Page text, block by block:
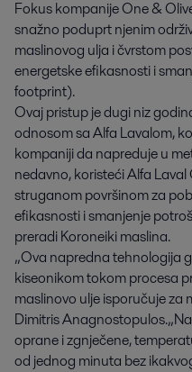
Fokus kompanije One &
snažno poduprt njenim
maslinovog ulja i čvrstom
energetske efikasnosti i
footprint).
Ovaj pristup je dugi niz
odnosom sa Alfa Lavalom,
kompaniji da napreduje u
nedavno, koristeći Alfa
struganom površinom za
efikasnosti i smanjenje
preradi Koroneiki maslina.
„Ova napredna tehnologija
kiseonikom tokom procesa
maslinovo ulje isporučuje za
Dimitris
oprane i zgnječene,
od jednog minuta bez